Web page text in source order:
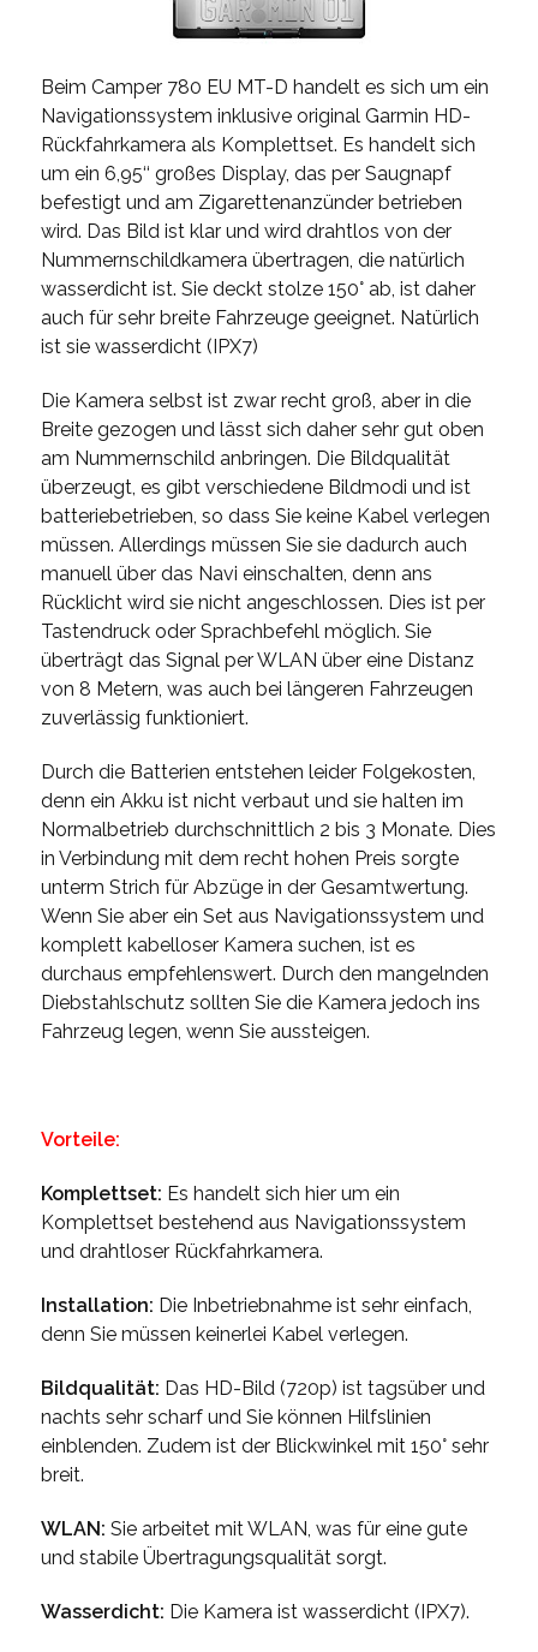
Beim Camper 780 EU MT-D handelt es sich um ein
Navigationssystem inklusive original Garmin HD-
Rückfahrkamera als Komplettset. Es handelt sich
um ein 6,95‘‘ großes Display, das per Saugnapf
befestigt und am Zigarettenanzünder betrieben
wird. Das Bild ist klar und wird drahtlos von der
Nummernschildkamera übertragen, die natürlich
wasserdicht ist. Sie deckt stolze 150° ab, ist daher
auch für sehr breite Fahrzeuge geeignet. Natürlich
ist sie wasserdicht (IPX7)
Die Kamera selbst ist zwar recht groß, aber in die
Breite gezogen und lässt sich daher sehr gut oben
am Nummernschild anbringen. Die Bildqualität
überzeugt, es gibt verschiedene Bildmodi und ist
batteriebetrieben, so dass Sie keine Kabel verlegen
müssen. Allerdings müssen Sie sie dadurch auch
manuell über das Navi einschalten, denn ans
Rücklicht wird sie nicht angeschlossen. Dies ist per
Tastendruck oder Sprachbefehl möglich. Sie
überträgt das Signal per WLAN über eine Distanz
von 8 Metern, was auch bei längeren Fahrzeugen
zuverlässig funktioniert.
Durch die Batterien entstehen leider Folgekosten,
denn ein Akku ist nicht verbaut und sie halten im
Normalbetrieb durchschnittlich 2 bis 3 Monate. Dies
in Verbindung mit dem recht hohen Preis sorgte
unterm Strich für Abzüge in der Gesamtwertung.
Wenn Sie aber ein Set aus Navigationssystem und
komplett kabelloser Kamera suchen, ist es
durchaus empfehlenswert. Durch den mangelnden
Diebstahlschutz sollten Sie die Kamera jedoch ins
Fahrzeug legen, wenn Sie aussteigen.
Vorteile:
Komplettset: Es handelt sich hier um ein
Komplettset bestehend aus Navigationssystem
und drahtloser Rückfahrkamera.
Installation: Die Inbetriebnahme ist sehr einfach,
denn Sie müssen keinerlei Kabel verlegen.
Bildqualität: Das HD-Bild (720p) ist tagsüber und
nachts sehr scharf und Sie können Hilfslinien
einblenden. Zudem ist der Blickwinkel mit 150° sehr
breit.
WLAN: Sie arbeitet mit WLAN, was für eine gute
und stabile Übertragungsqualität sorgt.
Wasserdicht: Die Kamera ist wasserdicht (IPX7).